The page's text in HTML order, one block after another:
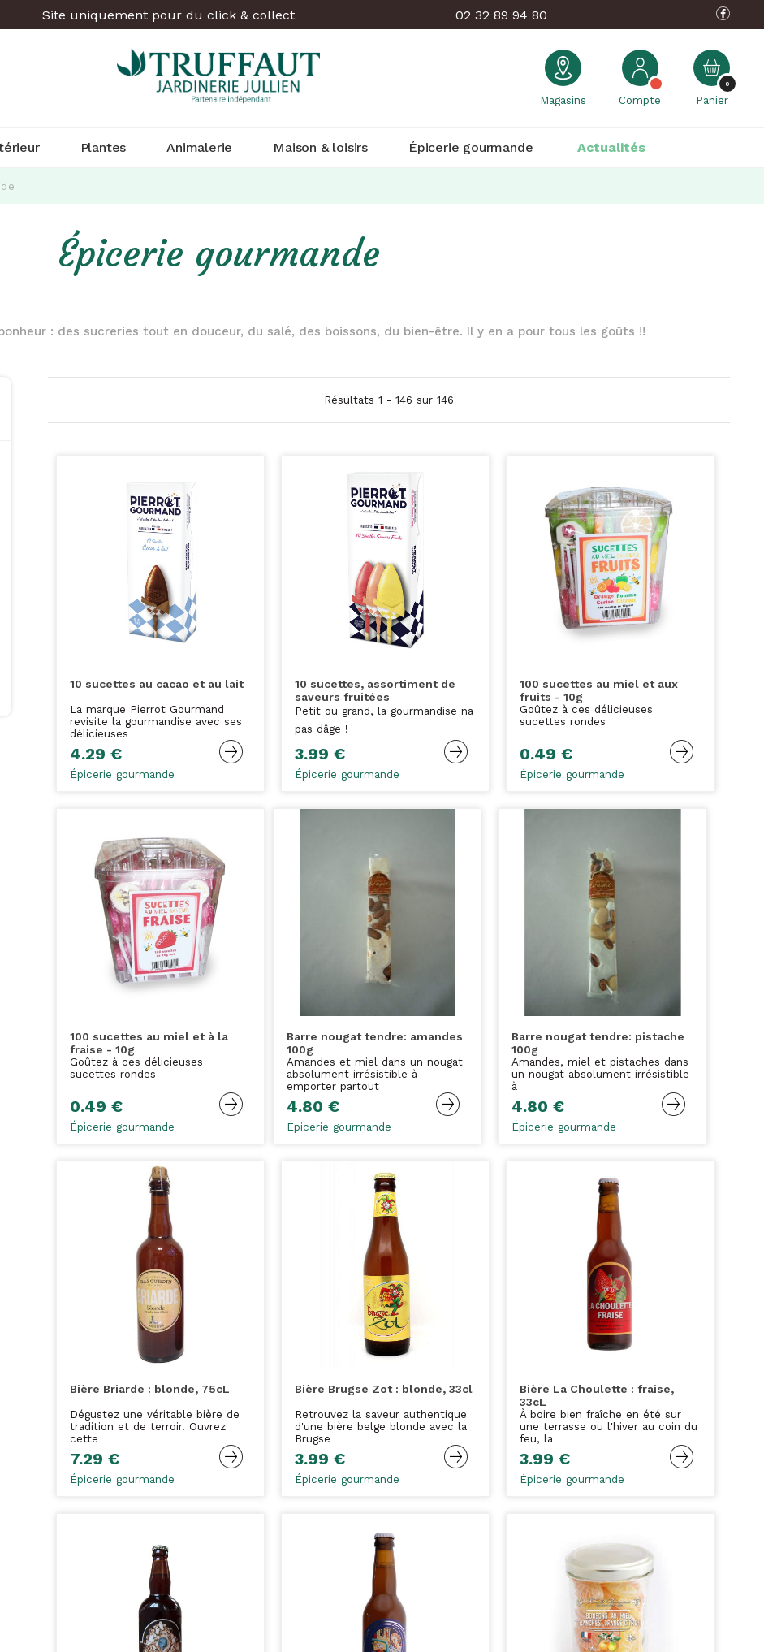
Site uniquement pour du click & collect 02 32 89 94 80
Magasins Compte
0
Panier
Animalerie Maison & loisirs Épicerie gourmande
Plantes Actualités
Épicerie gourmande
: des sucreries tout en douceur, du salé, des boissons, du bien-être. Il y en a pour tous les goûts !!
Résultats 1 - 146 sur 146
10 sucettes au cacao et au lait
La marque Pierrot Gourmand
revisite la gourmandise avec ses
délicieuses
4.29 €
Épicerie gourmande
10 sucettes, assortiment de
saveurs fruitées
Petit ou grand, la gourmandise na
pas dâge !
3.99 €
Épicerie gourmande
100 sucettes au miel et aux
fruits - 10g
Goûtez à ces délicieuses
sucettes rondes
0.49 €
Épicerie gourmande
100 sucettes au miel et à la
fraise - 10g
Goûtez à ces délicieuses
sucettes rondes
0.49 €
Épicerie gourmande
Barre nougat tendre: amandes
100g
Amandes et miel dans un nougat
absolument irrésistible à
emporter partout
4.80 €
Épicerie gourmande
Barre nougat tendre: pistache
100g
Amandes, miel et pistaches dans
un nougat absolument irrésistible
à
4.80 €
Épicerie gourmande
Bière Briarde : blonde, 75cL
Dégustez une véritable bière de
tradition et de terroir. Ouvrez
cette
7.29 €
Épicerie gourmande
Bière Brugse Zot : blonde, 33cl
Retrouvez la saveur authentique
d'une bière belge blonde avec la
Brugse
3.99 €
Épicerie gourmande
Bière La Choulette : fraise,
33cL
À boire bien fraîche en été sur
une terrasse ou l'hiver au coin du
feu, la
3.99 €
Épicerie gourmande